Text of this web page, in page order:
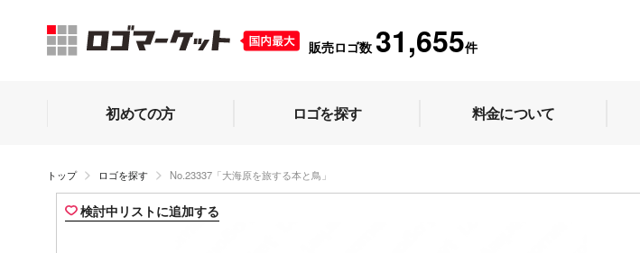
販売ロゴ数 31,655件
初めての方 ロゴを探す 料金について
トップ ロゴを探す No.23337「大海原を旅する本と鳥」
検討中リストに追加する